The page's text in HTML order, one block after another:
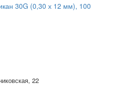
30G (0,30 х 12 мм), 100
22